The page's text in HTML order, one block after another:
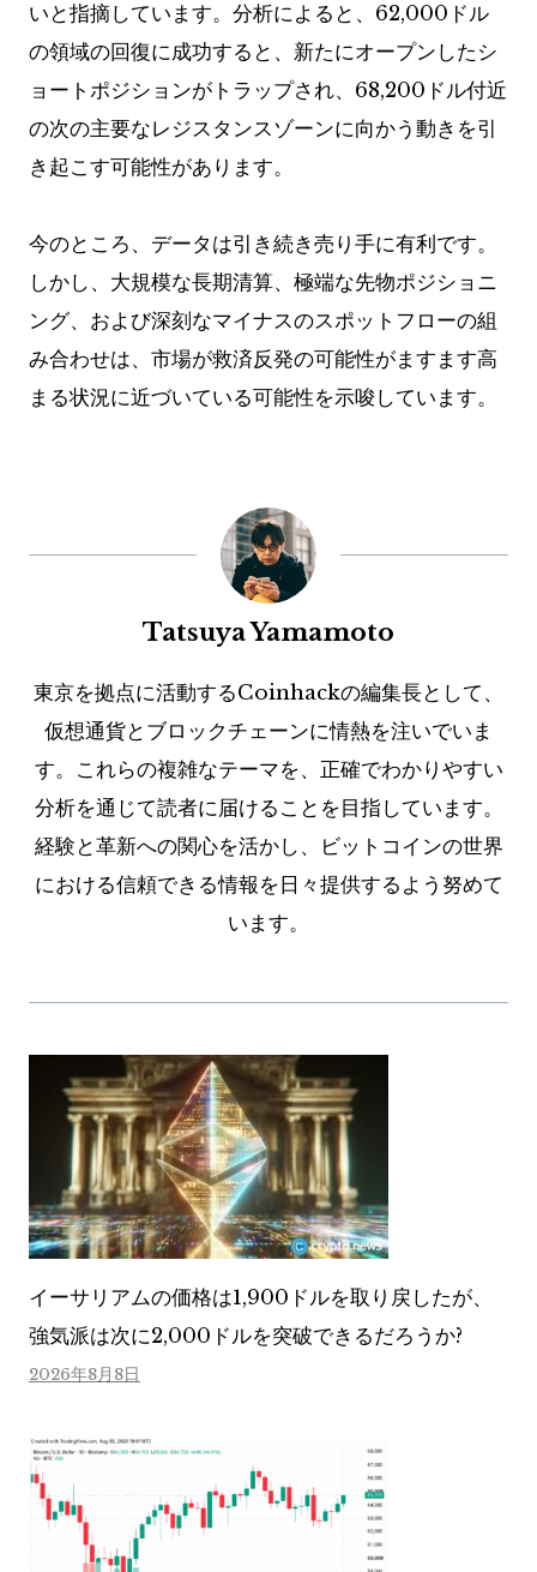
いと指摘しています。分析によると、62,000ドル
の領域の回復に成功すると、新たにオープンしたシ
ョートポジションがトラップされ、68,200ドル付近
の次の主要なレジスタンスゾーンに向かう動きを引
き起こす可能性があります。
今のところ、データは引き続き売り手に有利です。
しかし、大規模な長期清算、極端な先物ポジショニ
ング、および深刻なマイナスのスポットフローの組
み合わせは、市場が救済反発の可能性がますます高
まる状況に近づいている可能性を示唆しています。
Tatsuya Yamamoto
東京を拠点に活動するCoinhackの編集長として、
仮想通貨とブロックチェーンに情熱を注いでいま
す。これらの複雑なテーマを、正確でわかりやすい
分析を通じて読者に届けることを目指しています。
経験と革新への関心を活かし、ビットコインの世界
における信頼できる情報を日々提供するよう努めて
います。
イーサリアムの価格は1,900ドルを取り戻したが、
強気派は次に2,000ドルを突破できるだろうか?
2026年8月8日